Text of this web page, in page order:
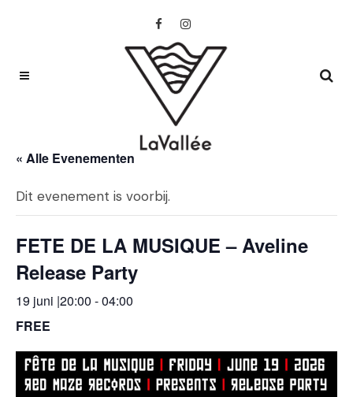
« Alle Evenementen
Dit evenement is voorbij.
FETE DE LA MUSIQUE – Aveline
Release Party
19 juni |20:00 -04:00
FREE